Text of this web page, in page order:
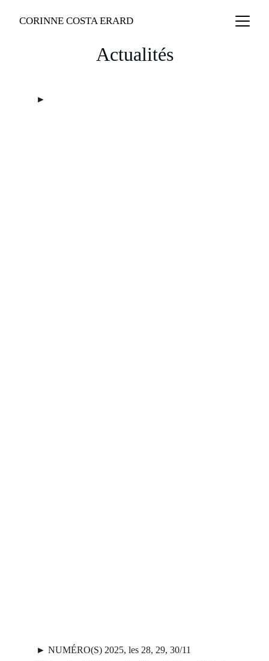
CORINNE COSTA ERARD
Actualités
►
► NUMÉRO(S) 2025, les 28, 29, 30/11